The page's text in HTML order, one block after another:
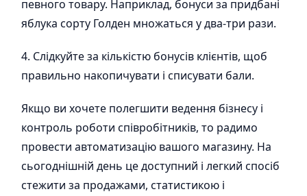
певного товару. Наприклад, бонуси за придбані
яблука сорту Голден множаться у два-три рази.
4. Слідкуйте за кількістю бонусів клієнтів, щоб
правильно накопичувати і списувати бали.
Якщо ви хочете полегшити ведення бізнесу і
контроль роботи співробітників, то радимо
провести автоматизацію вашого магазину. На
сьогоднішній день це доступний і легкий спосіб
стежити за продажами, статистикою і